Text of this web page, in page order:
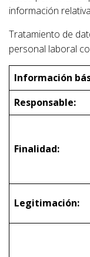
información
Tratamiento de
personal laboral
Información
Responsable:
Finalidad:
Legitimación: